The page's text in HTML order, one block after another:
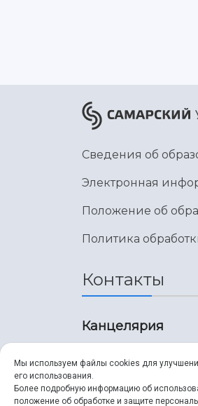
Сведения об
Электронная
Положение об
Политика
Контакты
Канцелярия
8 (846) 267-43-70
Мы используем файлы cookies для
его использования.
Более подробную информацию об
положение об обработке и защите